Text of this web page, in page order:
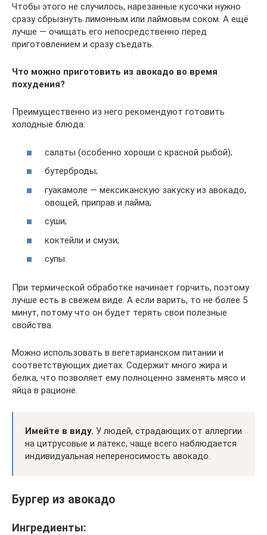
Чтобы этого не случилось, нарезанные кусочки нужно
сразу сбрызнуть лимонным или лаймовым соком. А ещё
лучше — очищать его непосредственно перед
приготовлением и сразу съедать.
Что можно приготовить из авокадо во время
похудения?
Преимущественно из него рекомендуют готовить
холодные блюда:
салаты (особенно хороши с красной рыбой);
бутерброды;
гуакамоле — мексиканскую закуску из авокадо,
овощей, приправ и лайма;
суши;
коктейли и смузи;
супы.
При термической обработке начинает горчить, поэтому
лучше есть в свежем виде. А если варить, то не более 5
минут, потому что он будет терять свои полезные
свойства.
Можно использовать в вегетарианском питании и
соответствующих диетах. Содержит много жира и
белка, что позволяет ему полноценно заменять мясо и
яйца в рационе.
Имейте в виду. У людей, страдающих от аллергии
на цитрусовые и латекс, чаще всего наблюдается
индивидуальная непереносимость авокадо.
Бургер из авокадо
Ингредиенты: